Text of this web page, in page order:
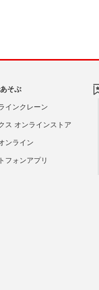
そぶ
インクレーン
ス オンラインストア
ンライン
フォンアプリ